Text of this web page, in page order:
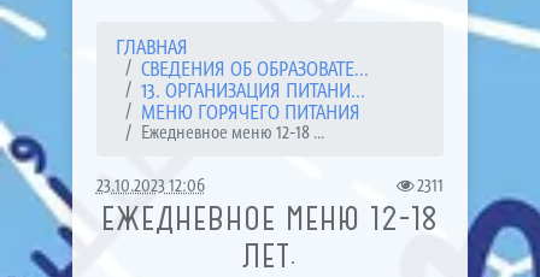
ГЛАВНАЯ
СВЕДЕНИЯ ОБ ОБРАЗОВАТЕ...
13. ОРГАНИЗАЦИЯ ПИТАНИ...
МЕНЮ ГОРЯЧЕГО ПИТАНИЯ
Ежедневное меню 12-18 ...
23.10.2023 12:06 2311
ЕЖЕДНЕВНОЕ МЕНЮ 12-18
ЛЕТ.